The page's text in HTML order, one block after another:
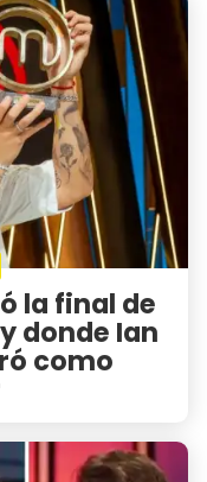
la final de
donde Ian
como